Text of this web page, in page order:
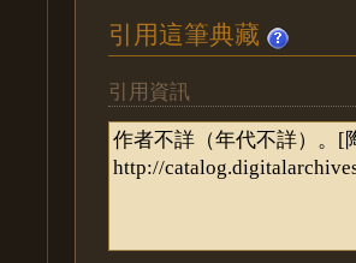
引用這筆典藏
引用資訊